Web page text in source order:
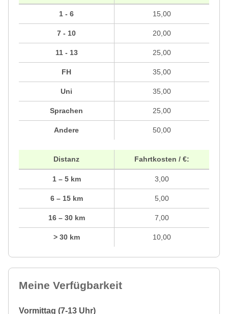
1 - 6
7 - 10
11 - 13
FH
Uni
Sprachen
Andere
15,00
20,00
25,00
35,00
35,00
25,00
50,00
Distanz
1 – 5 km
6 – 15 km
16 – 30 km
> 30 km
Fahrtkosten / €:
3,00
5,00
7,00
10,00
Meine Verfügbarkeit
Vormittag (7-13 Uhr)